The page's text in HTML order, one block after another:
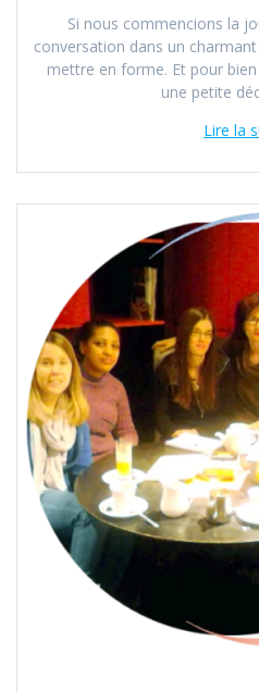
Si nous commencions la
conversation dans un
mettre en forme. Et pour
une petite
Lire la